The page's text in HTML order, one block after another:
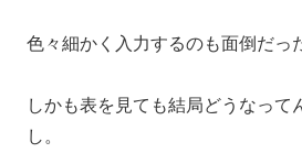
色々細かく入力するのも面倒だっ
しかも表を見ても結局どうなって
し。